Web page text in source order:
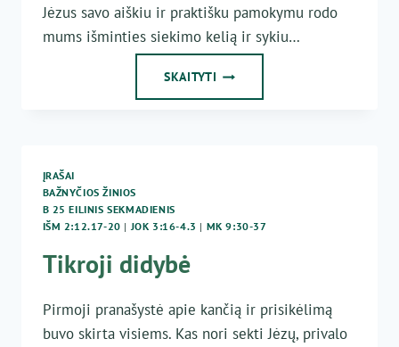
Jėzus savo aiškiu ir praktišku pamokymu rodo
mums išminties siekimo kelią ir sykiu…
SKAITYTI PAMOKA
ĮRAŠAI
BAŽNYČIOS ŽINIOS
B 25 EILINIS SEKMADIENIS
IŠM 2:12.17-20 |JOK 3:16-4.3 | MK 9:30-37
Tikroji didybė
Pirmoji pranašystė apie kančią ir prisikėlimą
buvo skirta visiems. Kas nori sekti Jėzų, privalo